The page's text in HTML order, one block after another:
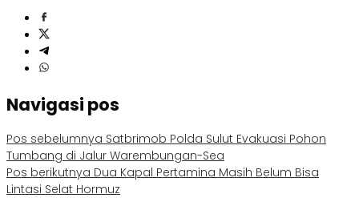
Navigasi pos
Pos sebelumnya Satbrimob Polda Sulut Evakuasi Pohon
Tumbang di Jalur Warembungan-Sea
Pos berikutnya Dua Kapal Pertamina Masih Belum Bisa
Lintasi Selat Hormuz